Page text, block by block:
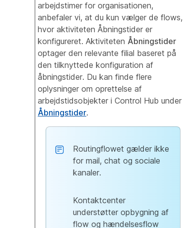
arbejdstimer for organisationen,
anbefaler vi, at du kun vælger de flows,
hvor aktiviteten Åbningstider er
konfigureret. Aktiviteten Åbningstider
optager den relevante filial baseret på
den tilknyttede konfiguration af
åbningstider. Du kan finde flere
oplysninger om oprettelse af
arbejdstidsobjekter i Control Hub under
Åbningstider.
Routingflowet gælder ikke
for mail, chat og sociale
kanaler.
Kontaktcenter
understøtter opbygning af
flow og hændelsesflow